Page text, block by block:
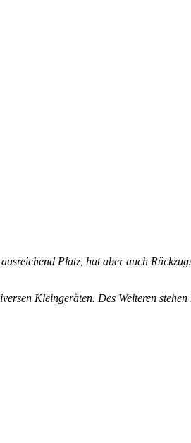
Platz, hat aber auch
Kleingeräten. Des Weiteren